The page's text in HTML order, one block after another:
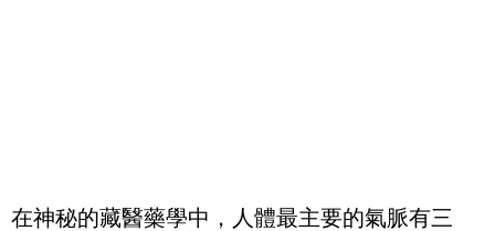
在神秘的藏醫藥學中，人體最主要的氣脈有三